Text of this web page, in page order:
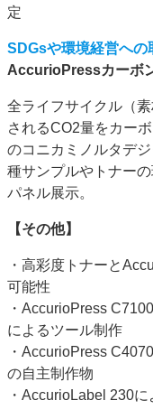
定
SDGsや環境経営への
AccurioPressカーボ
全ライフサイクル（
されるCO2量をカー
のコニカミノルタデ
種サンプルやトナー
パネル展示。
【その他】
・高彩度トナーと
可能性
・AccurioPress
によるツール制作
・AccurioPress
の自主制作物
・AccurioLabel 230